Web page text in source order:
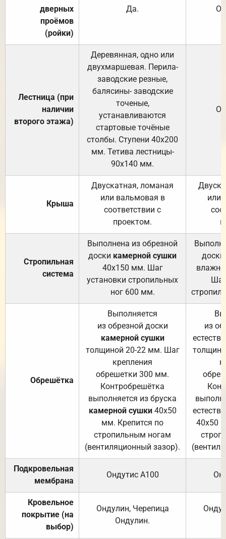
дверных
проёмов
(ройки)
Да.
Лестница (при
наличии
второго этажа)
Деревянная, одно или
двухмаршевая. Перила-
заводские резные,
балясины- заводские
точеные,
устанавливаются
стартовые точёные
столбы. Ступени 40х200
мм. Тетива лестницы-
90х140 мм.
Крыша
Двускатная, ломаная
или вальмовая в
соответствии с
проектом.
или
Стропильная
система
Выполнена из обрезной
доски камерной сушки
40х150 мм. Шаг
установки стропильных
ног 600 мм.
доски
Обрешётка
Выполняется
из обрезной доски
камерной сушки
толщиной 20-22 мм. Шаг
крепления
обрешетки 300 мм.
Контробрешётка
выполняется из бруска
камерной сушки40х50
мм. Крепится по
стропильным ногам
(вентиляционный зазор).
из
40х50
Подкровельная
мембрана
Ондутис А100
Кровельное
покрытие (на
выбор)
Ондулин, Черепица
Ондулин.